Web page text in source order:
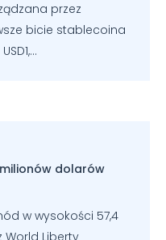
przez
bicie stablecoina
dolarów
w wysokości 57,4
Liberty